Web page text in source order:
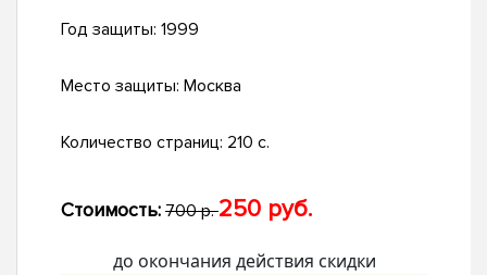
Год защиты: 1999
Место защиты: Москва
Количество страниц: 210 с.
Стоимость: 700 р.250 руб.
до окончания действия скидки